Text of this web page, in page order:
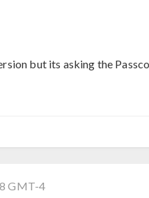
but its asking the
GMT-4